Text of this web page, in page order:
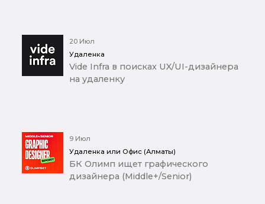
20 Июл
Удаленка
Vide Infra в поисках UX/UI-дизайнера
на удаленку
9 Июл
Удаленка или Офис (Алматы)
БК Олимп ищет графического
дизайнера (Middle+/Senior)